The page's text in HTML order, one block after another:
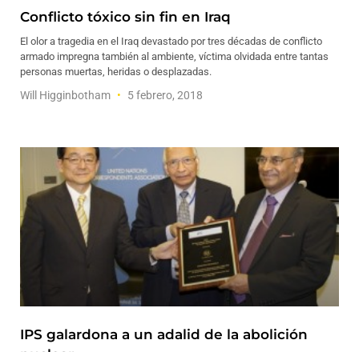
Conflicto tóxico sin fin en Iraq
El olor a tragedia en el Iraq devastado por tres décadas de conflicto
armado impregna también al ambiente, víctima olvidada entre tantas
personas muertas, heridas o desplazadas.
Will Higginbotham 5 febrero, 2018
IPS galardona a un adalid de la abolición